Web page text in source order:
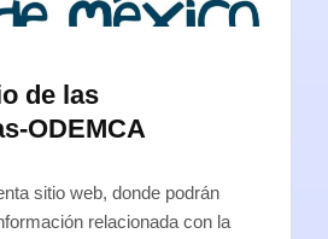
de las
ODEMCA
sitio web, donde podrán
relacionada con la